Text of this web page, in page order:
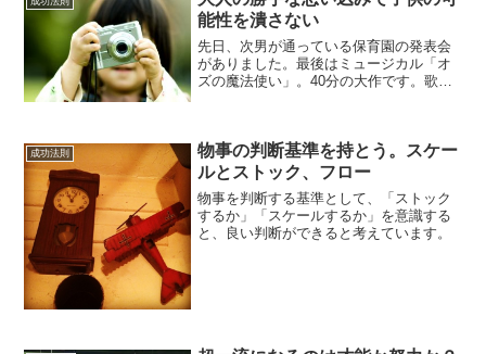
いを知ると、人生のボート...
能性を潰さない
先日、次男が通っている保育園の発表会
がありました。最後はミュージカル「オ
ズの魔法使い」。40分の大作です。歌っ
ました。
成功法則
物事の判断基準を持とう。スケー
ルとストック、フロー
物事を判断する基準として、「ストック
するか」「スケールするか」を意識する
と、良い判断ができると考えています。